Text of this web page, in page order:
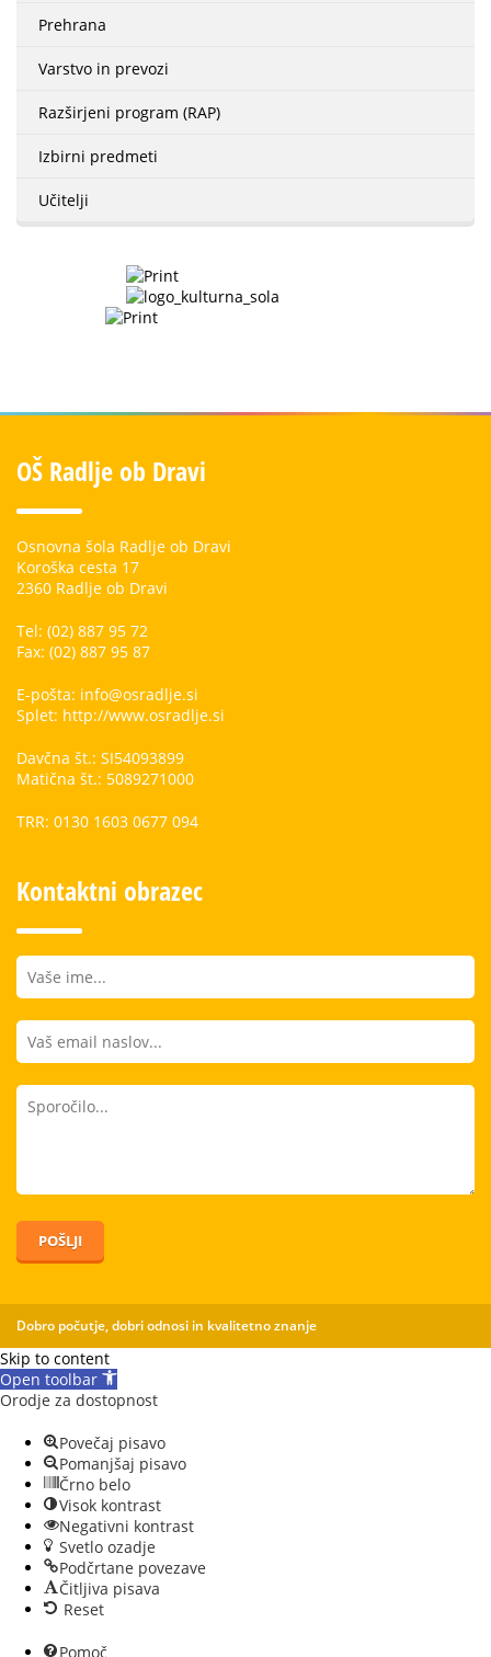
Prehrana
Varstvo in prevozi
Razširjeni program (RAP)
Izbirni predmeti
Učitelji
OŠ Radlje ob Dravi
Osnovna šola Radlje ob Dravi
Koroška cesta 17
2360 Radlje ob Dravi
Tel: (02) 887 95 72
Fax: (02) 887 95 87
E-pošta: info@osradlje.si
Splet: http://www.osradlje.si
Davčna št.: SI54093899
Matična št.: 5089271000
TRR: 0130 1603 0677 094
Kontaktni obrazec
POŠLJI
Dobro počutje, dobri odnosi in kvalitetno znanje
Skip to content
Open toolbar
Orodje za dostopnost
Povečaj pisavo
Pomanjšaj pisavo
Črno belo
Visok kontrast
Negativni kontrast
Svetlo ozadje
Podčrtane povezave
Čitljiva pisava
Reset
Pomoč